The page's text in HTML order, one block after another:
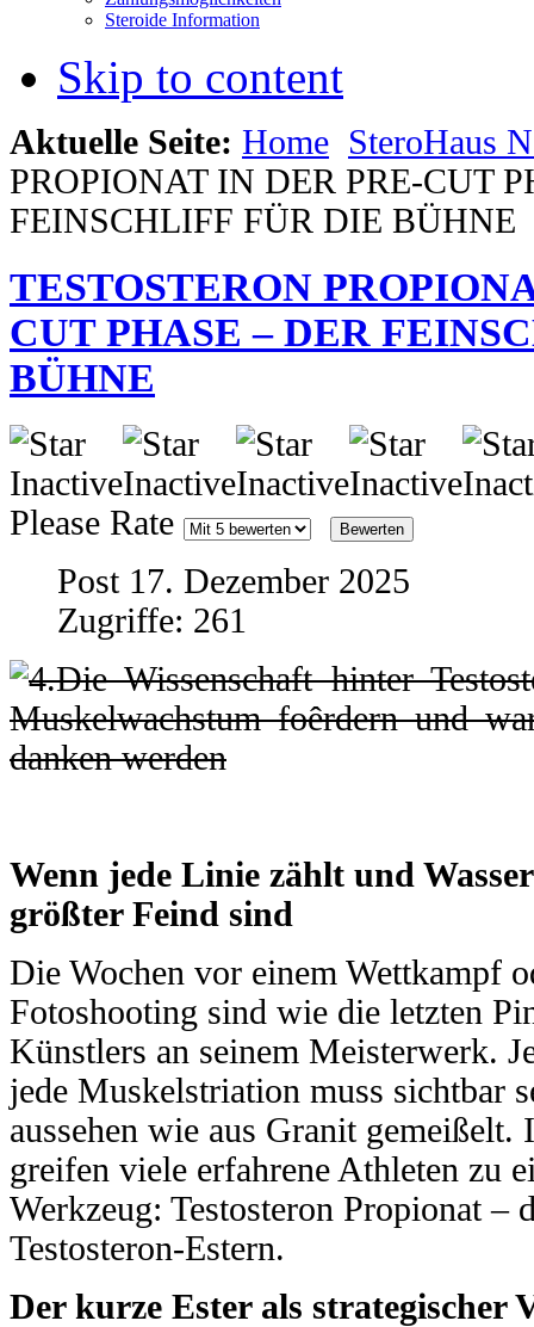
Steroide Information
Skip to content
Aktuelle Seite: Home SteroHaus
PROPIONAT IN DER PRE-CUT
FEINSCHLIFF FÜR DIE BÜHNE
TESTOSTERON
CUT PHASE – DER
BÜHNE
Please Rate
Post 17. Dezember 2025
Zugriffe: 261
Wenn jede Linie zählt und
größter Feind sind
Die Wochen vor einem Wettkampf
Fotoshooting sind wie die letzten
Künstlers an seinem Meisterwerk.
jede Muskelstriation muss sichtbar
aussehen wie aus Granit gemeißelt.
greifen viele erfahrene Athleten zu
Werkzeug: Testosteron Propionat –
Testosteron-Estern.
Der kurze Ester als strategischer